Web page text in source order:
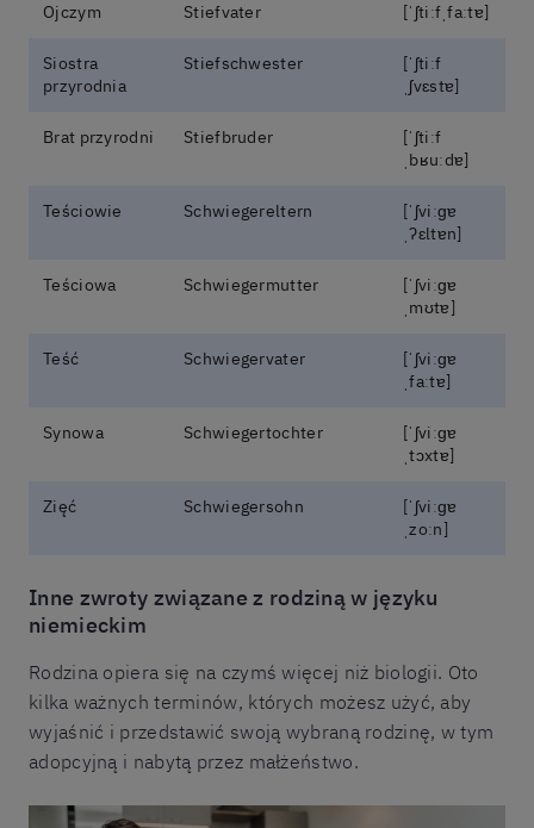
Ojczym Stiefvater [ˈʃtiːfˌfaːtɐ]
Siostra
przyrodnia
Stiefschwester
[ˈʃtiːf
ˌʃvɛstɐ]
Brat przyrodni Stiefbruder
[ˈʃtiːf
ˌbʁuːdɐ]
Teściowie Schwiegereltern
[ˈʃviːɡɐ
ˌʔɛltɐn]
Teściowa Schwiegermutter
[ˈʃviːɡɐ
ˌmʊtɐ]
Teść Schwiegervater
[ˈʃviːɡɐ
ˌfaːtɐ]
Synowa Schwiegertochter
[ˈʃviːɡɐ
ˌtɔxtɐ]
Zięć Schwiegersohn
[ˈʃviːɡɐ
ˌzoːn]
Inne zwroty związane z rodziną w języku
niemieckim
Rodzina opiera się na czymś więcej niż biologii. Oto
kilka ważnych terminów, których możesz użyć, aby
wyjaśnić i przedstawić swoją wybraną rodzinę, w tym
adopcyjną i nabytą przez małżeństwo.